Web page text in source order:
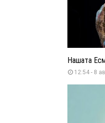
Нашата
12:54 - 8